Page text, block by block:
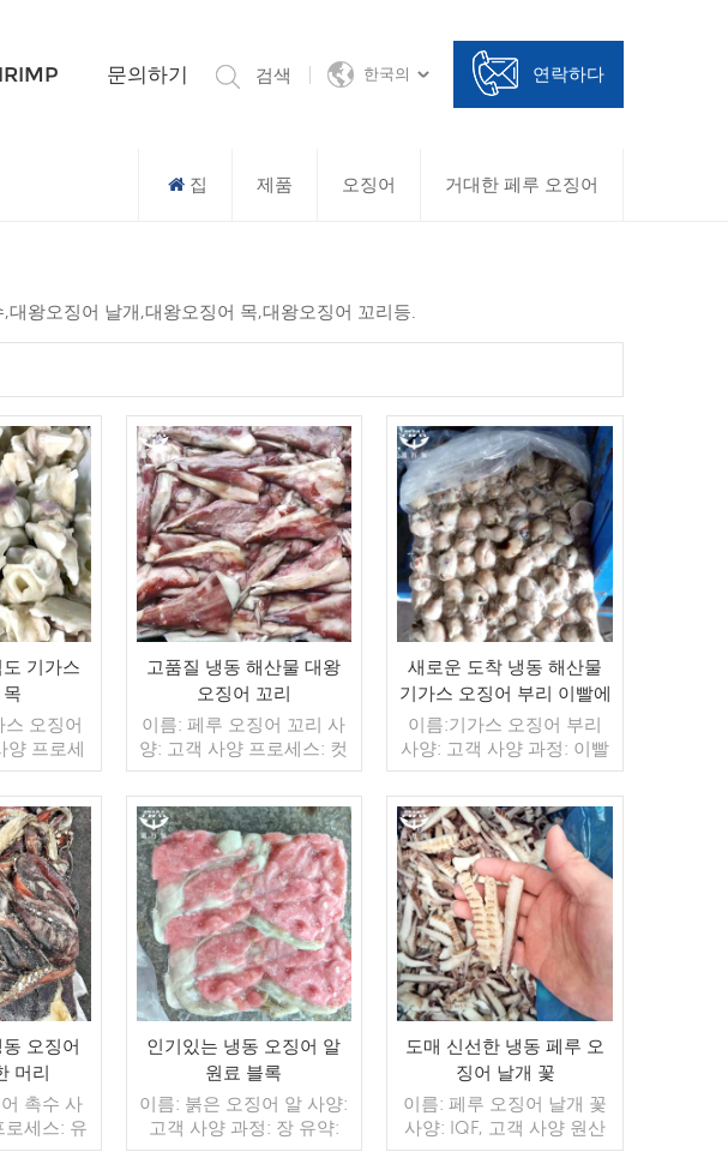
문의하기 검색 한국의 연락하다
집 제품 오징어 거대한 페루 오징어
왕오징어 날개,대왕오징어 목,대왕오징어 꼬리등.
기가스
스 오징어
양 프로세
징: IQF
: 1kg / 가
(맞춤형)
수출 최소.
테이너 /
지불: 보
된 취소
: 입금 확
산지: 중
왕 행
고품질 냉동 해산물 대왕
오징어 꼬리
이름: 페루 오징어 꼬리 사
양: 고객 사양 프로세스: 컷
유약: BQF 40%(맞춤형) 포
장: 1kg / 가방, 10kg / 짠
가방 (맞춤형) 판매 모델: 도
매/수출 min. 주문: 20피트
컨테이너 / 40피트 컨테이
너 지불: 보자마자 TT / С확
인된 취소 불가능한 LC 배
송: 입금 확인 후 20일 이내
원산지: 중국 브랜드: 푸 왕
행
더 읽기
새로운 도착 냉동 해산물
기가스 오징어 부리 이빨에
이름:기가스 오징어 부리
사양: 고객 사양 과정: 이빨
켜기 또는 끄기 글레이징:
IQF 40%(맞춤형) 포장: 1kg
/ 가방, 10kg / 짠 가방 (맞
춤형) 판매 모델: 도매/수출
최소. 주문: 20피트 컨테이
너 / 40피트 컨테이너 지불:
보자마자 TT / С확인된 취
소 불가능한 LC 배송: 입금
확인 후 20일 이내 원산지:
중국 브랜드: 푸 왕 행
더 읽기
오징어
머리
촉수 사
로세스: 유
형) 포장:
인기있는 냉동 오징어 알
원료 블록
이름: 붉은 오징어 알 사양:
고객 사양 과정: 장 유약:
BQF 40%(맞춤형) 포장:
도매 신선한 냉동 페루 오
징어 날개 꽃
이름: 페루 오징어 날개 꽃
사양: IQF, 고객 사양 원산
지: 중국 브랜드: 푸 왕 행